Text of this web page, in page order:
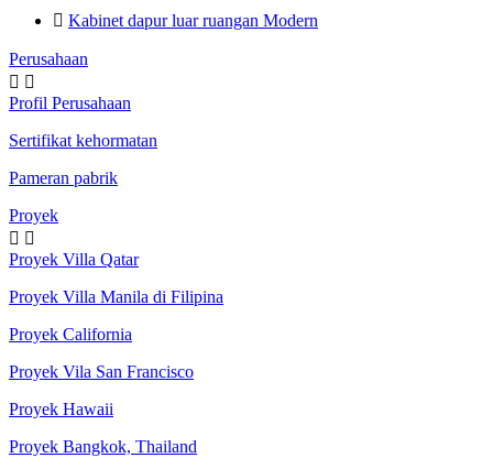
 Kabinet dapur luar ruangan Modern
Perusahaan
 
Profil Perusahaan
Sertifikat kehormatan
Pameran pabrik
Proyek
 
Proyek Villa Qatar
Proyek Villa Manila di Filipina
Proyek California
Proyek Vila San Francisco
Proyek Hawaii
Proyek Bangkok, Thailand